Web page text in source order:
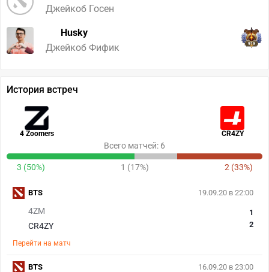
Джейкоб Госен
Husky
Джейкоб Фифик
919
История встреч
4 Zoomers CR4ZY
Всего матчей: 6
3 (50%) 1 (17%) 2 (33%)
19.09.20 в 22:00
4ZM
CR4ZY
1
2
Перейти на матч
BTS
16.09.20 в 23:00
BTS